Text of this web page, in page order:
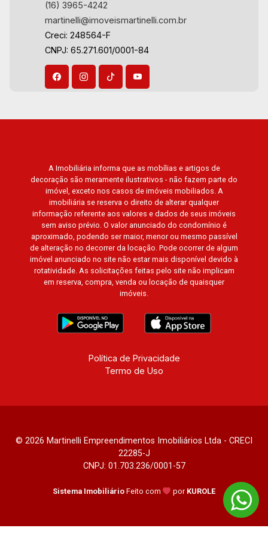
Van Der Rohe, Doppio Spazio, Triomphe, Solar
Del Rey, Jardim de Versailles, Cidade de
Sevilha, Solar das Aves, Giardino Solare,
Giardino Terrae, Província de Roma, Lumnesia,
Madison Square Garden, Verona, Barcelona,
Guaecá, Fiúsa One, Icon, Uber Gaudi, Matisse,
Ouro Preto, Cidade de Seattle, Cidade de Roma,
Cidade de Londres, Cidade de Munique, Cidade
de Lisboa, Cidade de Madrid, Cidade de Viena,
Cidade de Barcelona, Cidade de Zurique, L?
Essence, Magna Vista, British Columbia, Dijon,
Jardim de Luxemburgo, Exklusiv Golf, Exklusiv
Essenz, Mirante CondoClub, Hydeperk, Urban,
Stuttgart, Mondrian, Bahamas, Monte Sinai,
Pennsylvania, Villa Toscana, Sur Le Jardin,
Atlanta, Sapucaia, Van Gogh, Cenário, Parc Sul,
Alleanza D?Oro, Rodin, Candeias, Apiacás, Blend
Coliving, Una Caramuru, Quintessence, Liber
Residencial, Manhattan, Lumiere, Civitas,
Apogeo, Frankfurt, Emerald, Spazio Robespierre,
Blue Note, Noruega, Normandie, Jataí, Via
(16) 3965-4242
martinelli@imoveismartinelli.com.br
Creci: 248564-F
CNPJ: 65.271.601/0001-84
A Imobiliária informa que as mobílias e artigos de
decoração são meramente ilustrativos - não fazem parte do
imóvel, exceto nos casos de imóveis mobiliados. A
imobiliária se reserva o direito de alterar qualquer
informação referente aos valores e dados de seus imóveis
sem aviso prévio. O valor anunciado do condomínio é
aproximado, podendo ser maior, menor ou mesmo passível
de alteração no decorrer da locação. Pode ocorrer de algum
imóvel anunciado no site não estar mais disponível devido à
rotatividade. As solicitações feitas pelo site não implicam
em reserva, compra, venda ou locação de quaisquer
imóveis.
Política de Privacidade
Termo de Uso
© 2026 Martinelli Empreendimentos Imobiliários Ltda - CRECI
22285-J
CNPJ: 01.703.236/0001-57
Sistema Imobiliário Feito com por KUROLE